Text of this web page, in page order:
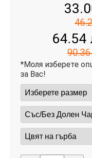
64.54
*Моля изберете
за Вас!